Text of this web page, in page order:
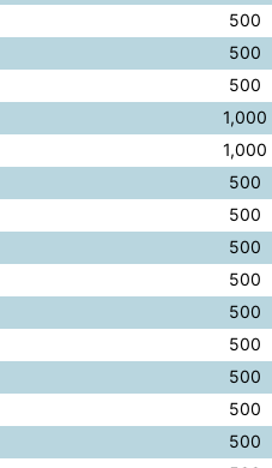
500
500
500
1,000
1,000
500
500
500
500
500
500
500
500
500